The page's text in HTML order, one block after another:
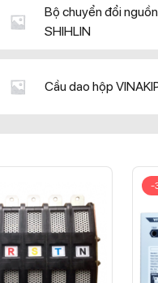
Bộ chuyển đổi
SHIHLIN
Cầu dao hộp
-